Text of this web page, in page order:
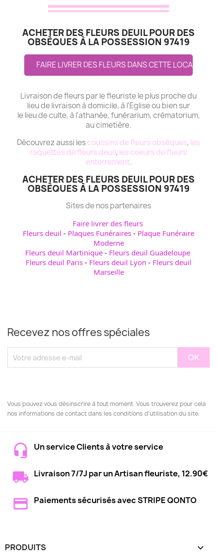
ACHETER DES FLEURS DEUIL POUR DES
OBSÈQUES À LA POSSESSION 97419
FAIRE LIVRER DES FLEURS DANS CETTE LOCALITE
Livraison de fleurs par le fleuriste le plus proche du
lieu de livraison à domicile, à l'Eglise ou bien sur
le lieu de culte, à l'athanée, funérarium, crématorium,
au cimetière.
Découvrez aussi lescoussins de fleurs obsèques, les
raquettes de fleurs deuil, les coeurs de fleurs
enterrement.
ACHETER DES FLEURS DEUIL POUR DES
OBSÈQUES À LA POSSESSION 97419
Sites de nos partenaires
Faire livrer des fleurs
Fleurs deuil - Plaques Funéraires - Plaque Funéraire
Moderne
Fleurs deuil Martinique- Fleurs deuil Guadeloupe
Fleurs deuil Paris - Fleurs deuil Lyon - Fleurs deuil
Marseille
Recevez nos offres spéciales
Vous pouvez vous désinscrire à tout moment. Vous trouverez pour cela
nos informations de contact dans les conditions d'utilisation du site.
Un service Clients à votre service
Livraison 7/7J par un Artisan fleuriste, 12.90€
Paiements sécurisés avec STRIPE QONTO
PRODUITS 